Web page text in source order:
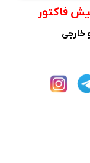
فاکتور
خارجی